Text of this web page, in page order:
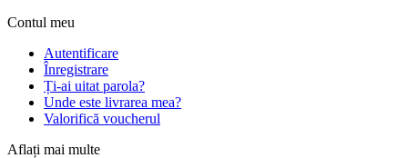
Contul meu
Autentificare
Înregistrare
Ți-ai uitat parola?
Unde este livrarea mea?
Valorifică voucherul
Aflați mai multe